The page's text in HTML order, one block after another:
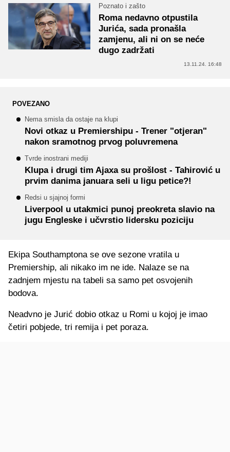
Poznato i zašto
Roma nedavno otpustila
Jurića, sada pronašla
zamjenu, ali ni on se neće
dugo zadržati
13.11.24. 16:48
POVEZANO
Nema smisla da ostaje na klupi
Novi otkaz u Premiershipu - Trener "otjeran"
nakon sramotnog prvog poluvremena
Tvrde inostrani mediji
Klupa i drugi tim Ajaxa su prošlost - Tahirović u
prvim danima januara seli u ligu petice?!
Redsi u sjajnoj formi
Liverpool u utakmici punoj preokreta slavio na
jugu Engleske i učvrstio lidersku poziciju
Ekipa Southamptona se ove sezone vratila u
Premiership, ali nikako im ne ide. Nalaze se na
zadnjem mjestu na tabeli sa samo pet osvojenih
bodova.
Neadvno je Jurić dobio otkaz u Romi u kojoj je imao
četiri pobjede, tri remija i pet poraza.